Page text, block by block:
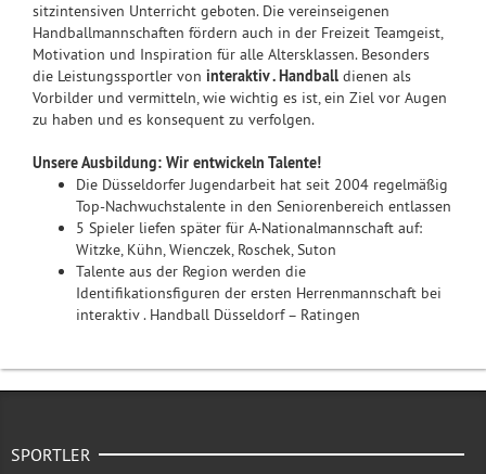
sitzintensiven Unterricht geboten. Die vereinseigenen
Handballmannschaften fördern auch in der Freizeit Teamgeist,
Motivation und Inspiration für alle Altersklassen. Besonders
die Leistungssportler von interaktiv . Handball dienen als
Vorbilder und vermitteln, wie wichtig es ist, ein Ziel vor Augen
zu haben und es konsequent zu verfolgen.
Unsere Ausbildung: Wir entwickeln Talente!
Die Düsseldorfer Jugendarbeit hat seit 2004 regelmäßig
Top-Nachwuchstalente in den Seniorenbereich entlassen
5 Spieler liefen später für A-Nationalmannschaft auf:
Witzke, Kühn, Wienczek, Roschek, Suton
Talente aus der Region werden die
Identifikationsfiguren der ersten Herrenmannschaft bei
interaktiv . Handball Düsseldorf – Ratingen
SPORTLER